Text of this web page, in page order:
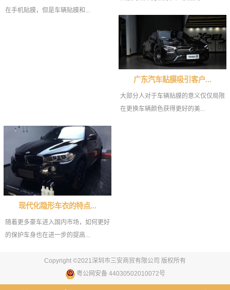
在手机贴膜，但是车辆贴膜和...
广东汽车贴膜吸引客户...
大部分人对于车辆贴膜的意义仅仅局限
在更换车辆颜色获得更好的美...
现代化隐形车衣的特点...
随着更多豪车进入国内市场，如何更好
的保护车身也在进一步的提高...
Copyright ©2021深圳市三安商贸有限公司 版权所有
粤公网安备 44030502010072号